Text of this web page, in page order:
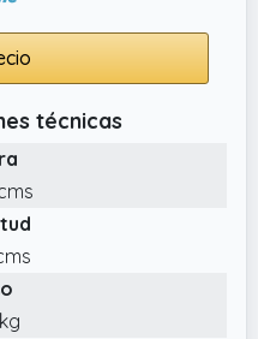
técnicas